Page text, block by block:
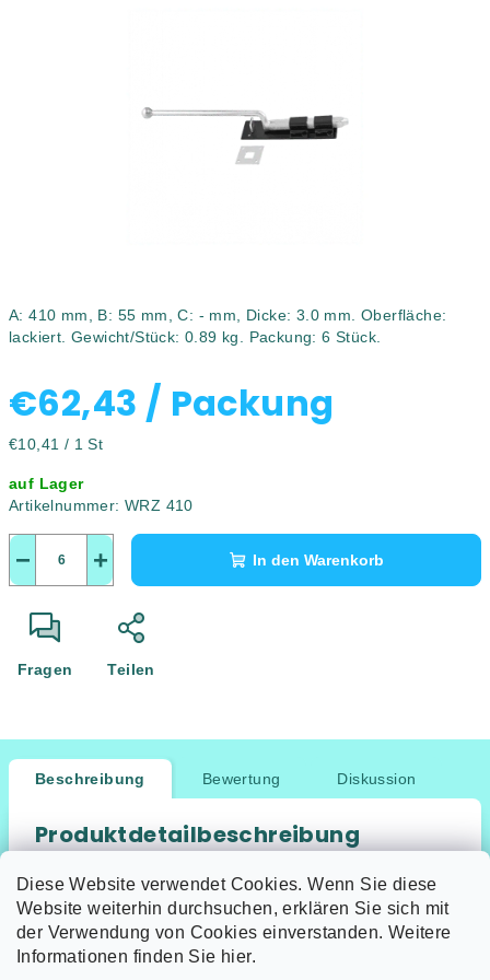
Diese Website verwendet Cookies. Wenn Sie diese
Website weiterhin durchsuchen, erklären Sie sich mit
der Verwendung von Cookies einverstanden. Weitere
Informationen finden Sie hier.
A: 410 mm, B: 55 mm, C: - mm, Dicke: 3.0 mm. Oberfläche:
lackiert. Gewicht/Stück: 0.89 kg. Packung: 6 Stück.
€62,43 / Packung
Verkaufspreis:
€10,41 / 1 St
auf Lager
Artikelnummer: WRZ 410
+
− In den Warenkorb
Fragen Teilen
Beschreibung Bewertung Diskussion
Produktdetailbeschreibung
Keine Produktbeschreibung verfügbar